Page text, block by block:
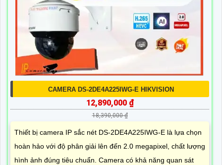
CAMERA DS-2DE4A225IWG-E HIKVISION
12,890,000 ₫
18,390,000 ₫
Thiết bị camera IP sắc nét DS-2DE4A225IWG-E là lựa chọn
hoàn hảo với độ phân giải lên đến 2.0 megapixel, chất lượng
hình ảnh đúng tiêu chuẩn. Camera có khả năng quan sát